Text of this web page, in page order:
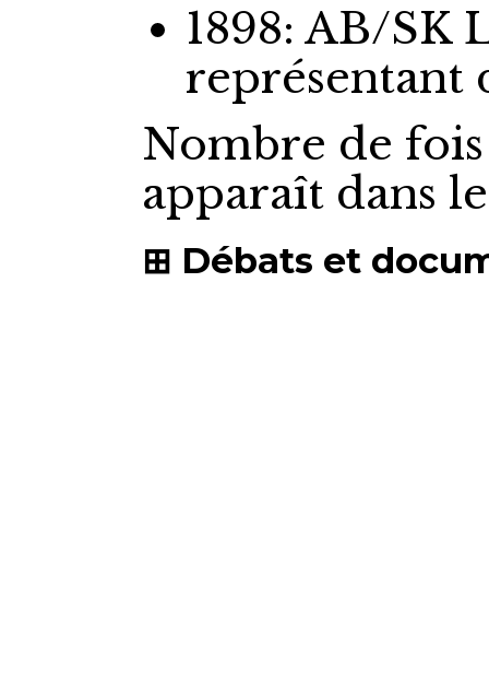
1898: AB/SK
représentant
Nombre de
apparaît dans
Débats et